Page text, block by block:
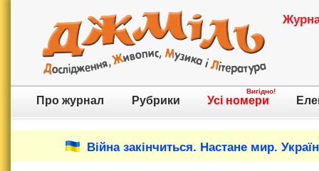
Про журнал Рубрики Усі номери
Вигідно!
Війна закінчиться. Настане мир.